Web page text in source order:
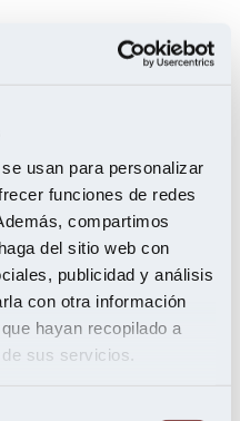
usan para personalizar
funciones de redes
compartimos
del sitio web con
publicidad y análisis
con otra información
hayan recopilado a
sus servicios.